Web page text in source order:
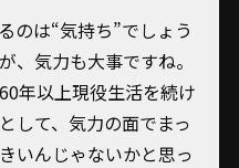
のは“気持ち”でしょう
、気力も大事ですね。
年以上現役生活を続け
して、気力の面でまっ
いんじゃないかと思っ